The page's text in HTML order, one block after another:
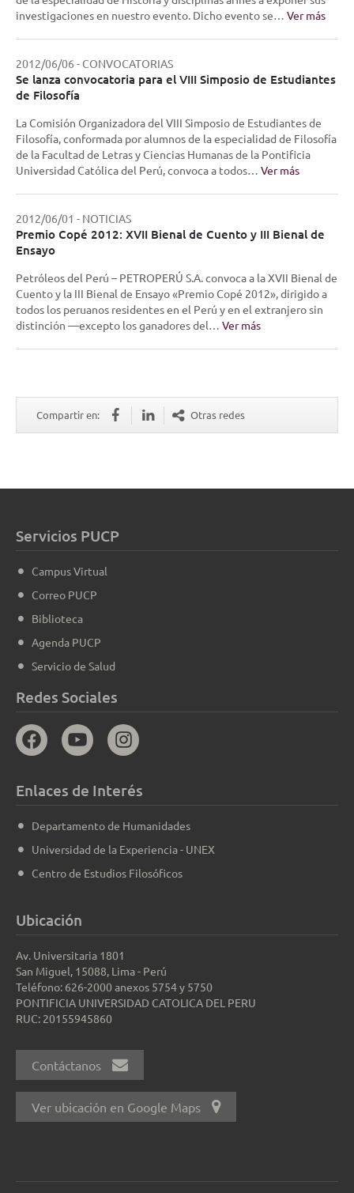
investigaciones en nuestro evento. Dicho evento se… Ver más
2012/06/06 - CONVOCATORIAS
Se lanza convocatoria para el VIII Simposio de Estudiantes
de Filosofía
La Comisión Organizadora del VIII Simposio de Estudiantes de
Filosofía, conformada por alumnos de la especialidad de Filosofía
de la Facultad de Letras y Ciencias Humanas de la Pontificia
Universidad Católica del Perú, convoca a todos… Ver más
2012/06/01 - NOTICIAS
Premio Copé 2012: XVII Bienal de Cuento y III Bienal de
Ensayo
Petróleos del Perú – PETROPERÚ S.A. convoca a la XVII Bienal de
Cuento y la III Bienal de Ensayo «Premio Copé 2012», dirigido a
todos los peruanos residentes en el Perú y en el extranjero sin
distinción —excepto los ganadores del… Ver más
Compartir en: Otras redes
Servicios PUCP
Campus Virtual
Correo PUCP
Biblioteca
Agenda PUCP
Servicio de Salud
Redes Sociales
Enlaces de Interés
Departamento de Humanidades
Universidad de la Experiencia - UNEX
Centro de Estudios Filosóficos
Ubicación
Av. Universitaria 1801
San Miguel, 15088, Lima - Perú
Teléfono: 626-2000 anexos 5754 y 5750
PONTIFICIA UNIVERSIDAD CATOLICA DEL PERU
RUC: 20155945860
Contáctanos
Ver ubicación en Google Maps